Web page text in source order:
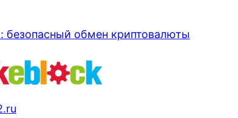
безопасный обмен криптовалюты